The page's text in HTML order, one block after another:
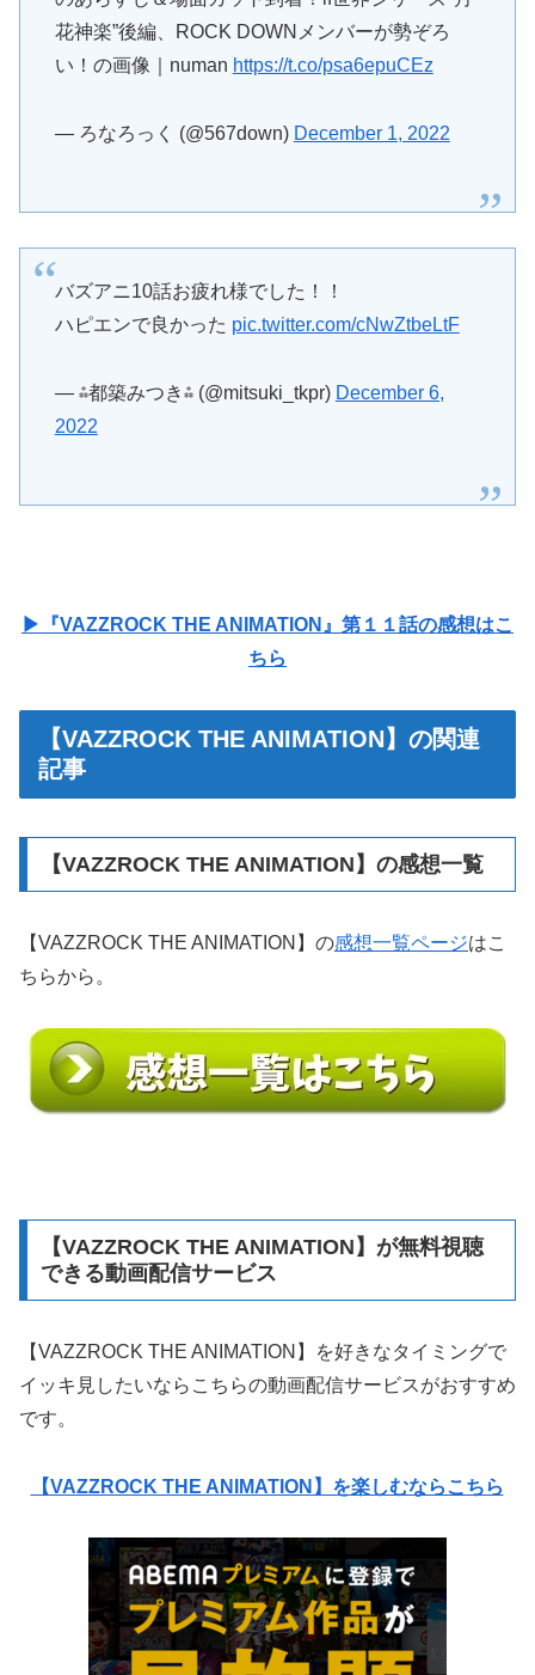
花神楽”後編、ROCK DOWNメンバーが勢ぞろ
い！の画像｜numan https://t.co/psa6epuCEz
— ろなろっく (@567down) December 1, 2022
バズアニ10話お疲れ様でした！！
ハピエンで良かった pic.twitter.com/cNwZtbeLtF
— ⁂都築みつき⁂ (@mitsuki_tkpr) December 6,
2022
▶『VAZZROCK THE ANIMATION』第１１話の感想はこ
ちら
【VAZZROCK THE ANIMATION】の関連
記事
【VAZZROCK THE ANIMATION】の感想一覧
【VAZZROCK THE ANIMATION】の感想一覧ページはこ
ちらから。
【VAZZROCK THE ANIMATION】が無料視聴
できる動画配信サービス
【VAZZROCK THE ANIMATION】を好きなタイミングで
イッキ見したいならこちらの動画配信サービスがおすすめ
です。
【VAZZROCK THE ANIMATION】を楽しむならこちら